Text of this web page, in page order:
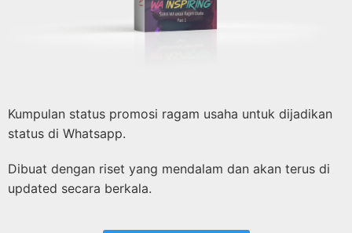
Kumpulan status promosi ragam usaha untuk dijadikan
status di Whatsapp.
Dibuat dengan riset yang mendalam dan akan terus di
updated secara berkala.